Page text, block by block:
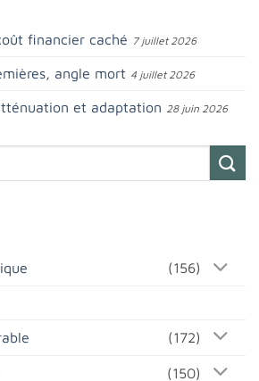
financier caché 7 juillet 2026
angle mort 4 juillet 2026
et adaptation 28 juin 2026
(156)
(172)
(150)